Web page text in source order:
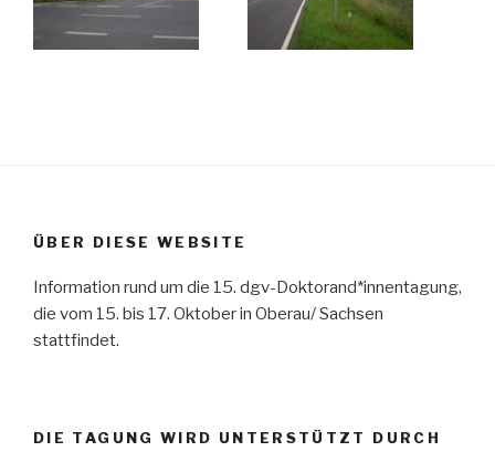
ÜBER DIESE WEBSITE
Information rund um die 15. dgv-Doktorand*innentagung,
die vom 15. bis 17. Oktober in Oberau/ Sachsen
stattfindet.
DIE TAGUNG WIRD UNTERSTÜTZT DURCH